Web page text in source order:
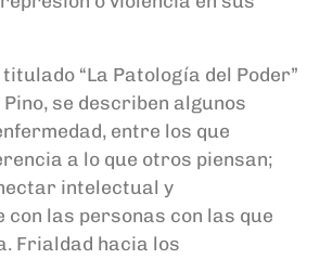
“La Patología del Poder”
se describen algunos
entre los que
a lo que otros piensan;
intelectual y
con las personas con las que
Frialdad hacia los